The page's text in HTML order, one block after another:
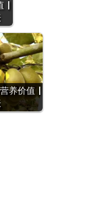
|
养价值 |